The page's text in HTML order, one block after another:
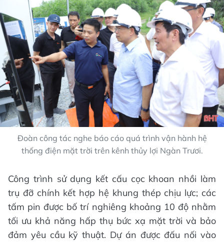
Đoàn công tác nghe báo cáo quá trình vận hành hệ
thống điện mặt trời trên kênh thủy lợi Ngàn Trươi.
Công trình sử dụng kết cấu cọc khoan nhồi làm
trụ đỡ chính kết hợp hệ khung thép chịu lực; các
tấm pin được bố trí nghiêng khoảng 10 độ nhằm
tối ưu khả năng hấp thụ bức xạ mặt trời và bảo
đảm yêu cầu kỹ thuật. Dự án được đấu nối vào